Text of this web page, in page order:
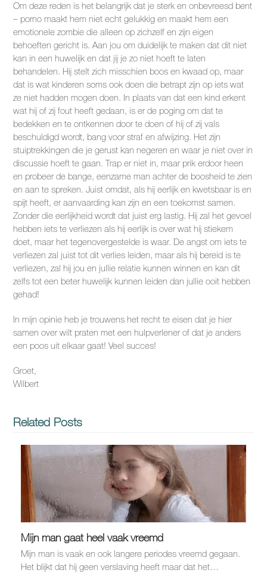
Om deze reden is het belangrijk dat je sterk en onbevreesd bent
– porno maakt hem niet echt gelukkig en maakt hem een
emotionele zombie die alleen op zichzelf en zijn eigen
behoeften gericht is. Aan jou om duidelijk te maken dat dit niet
kan in een huwelijk en dat jij je zo niet hoeft te laten
behandelen. Hij stelt zich misschien boos en kwaad op, maar
dat is wat kinderen soms ook doen die betrapt zijn op iets wat
ze niet hadden mogen doen. In plaats van dat een kind erkent
wat hij of zij fout heeft gedaan, is er de poging om dat te
bedekken en te ontkennen door te doen of hij of zij vals
beschuldigd wordt, bang voor straf en afwijzing. Het zijn
stuiptrekkingen die je gerust kan negeren en waar je niet over in
discussie hoeft te gaan. Trap er niet in, maar prik erdoor heen
en probeer de bange, eenzame man achter de boosheid te zien
en aan te spreken. Juist omdat, als hij eerlijk en kwetsbaar is en
spijt heeft, er aanvaarding kan zijn en een toekomst samen.
Zonder die eerlijkheid wordt dat juist erg lastig. Hij zal het gevoel
hebben iets te verliezen als hij eerlijk is over wat hij stiekem
doet, maar het tegenovergestelde is waar. De angst om iets te
verliezen zal juist tot dit verlies leiden, maar als hij bereid is te
verliezen, zal hij jou en jullie relatie kunnen winnen en kan dit
zelfs tot een beter huwelijk kunnen leiden dan jullie ooit hebben
gehad!
In mijn opinie heb je trouwens het recht te eisen dat je hier
samen over wilt praten met een hulpverlener of dat je anders
een poos uit elkaar gaat! Veel succes!
Groet,
Wilbert
Related Posts
Mijn man gaat heel vaak vreemd
Mijn man is vaak en ook langere periodes vreemd gegaan.
Het blijkt dat hij geen verslaving heeft maar dat het…